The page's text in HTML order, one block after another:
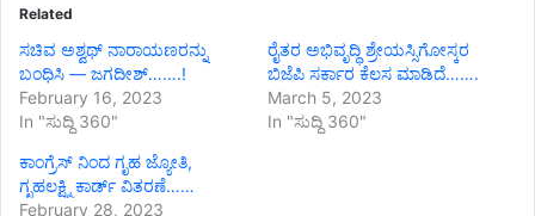
Related
ಸಚಿವ ಅಶ್ವಥ್ ನಾರಾಯಣರನ್ನು
ಬಂಧಿಸಿ — ಜಗದೀಶ್…….!
February 16, 2023
In "ಸುದ್ದಿ 360"
ರೈತರ ಅಭಿವೃದ್ಧಿ ಶ್ರೇಯಸ್ಸಿಗೋಸ್ಕರ
ಬಿಜೆಪಿ ಸರ್ಕಾರ ಕೆಲಸ ಮಾಡಿದೆ…….
March 5, 2023
In "ಸುದ್ದಿ 360"
ಕಾಂಗ್ರೆಸ್ ನಿಂದ ಗೃಹ ಜ್ಯೋತಿ,
ಗೃಹಲಕ್ಷ್ಮಿ ಕಾರ್ಡ್ ವಿತರಣೆ……
February 28, 2023